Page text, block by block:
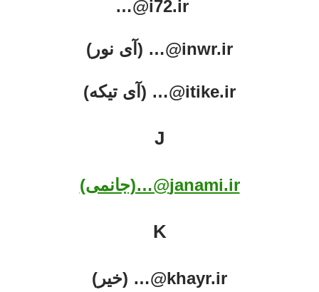
inwr.ir@… (آی نور)
itike.ir@… (آی تیکه)
J
janami.ir@…(جانمی)
K
khayr.ir@… (خیر)